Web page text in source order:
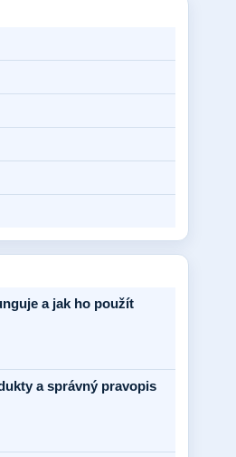
a jak ho použít
a správný pravopis